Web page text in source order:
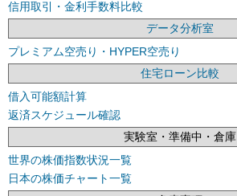
信用取引・金利手数料比較
データ分析室
プレミアム空売り・HYPER空売り
住宅ローン比較
借入可能額計算
返済スケジュール確認
実験室・準備中・倉庫
世界の株価指数状況一覧
日本の株価チャート一覧